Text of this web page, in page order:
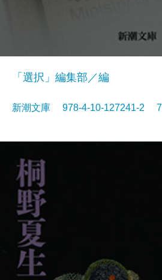
「選択」編集部／編
新潮文庫 978-4-10-127241-2